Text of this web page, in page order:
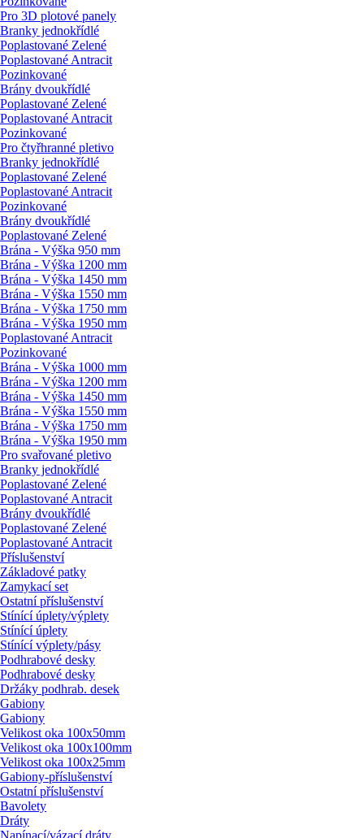
Pro 3D plotové panely
Branky jednokřídlé
Poplastované Zelené
Poplastované Antracit
Pozinkované
Brány dvoukřídlé
Poplastované Zelené
Poplastované Antracit
Pozinkované
Pro čtyřhranné pletivo
Branky jednokřídlé
Poplastované Zelené
Poplastované Antracit
Pozinkované
Brány dvoukřídlé
Poplastované Zelené
Brána - Výška 950 mm
Brána - Výška 1200 mm
Brána - Výška 1450 mm
Brána - Výška 1550 mm
Brána - Výška 1750 mm
Brána - Výška 1950 mm
Poplastované Antracit
Pozinkované
Brána - Výška 1000 mm
Brána - Výška 1200 mm
Brána - Výška 1450 mm
Brána - Výška 1550 mm
Brána - Výška 1750 mm
Brána - Výška 1950 mm
Pro svařované pletivo
Branky jednokřídlé
Poplastované Zelené
Poplastované Antracit
Brány dvoukřídlé
Poplastované Zelené
Poplastované Antracit
Příslušenství
Základové patky
Zamykací set
Ostatní příslušenství
Stínící úplety/výplety
Stínící úplety
Stínící výplety/pásy
Podhrabové desky
Podhrabové desky
Držáky podhrab. desek
Gabiony
Gabiony
Velikost oka 100x50mm
Velikost oka 100x100mm
Velikost oka 100x25mm
Gabiony-příslušenství
Ostatní příslušenství
Bavolety
Dráty
Napínací/vázací dráty